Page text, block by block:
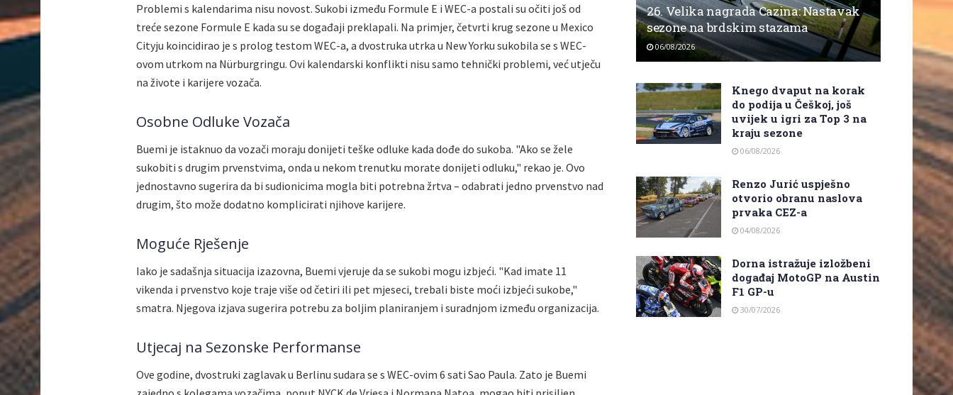
Problemi s kalendarima nisu novost. Sukobi između Formule E i WEC-a postali su očiti još od
treće sezone Formule E kada su se događaji preklapali. Na primjer, četvrti krug sezone u Mexico
Cityju koincidirao je s prolog testom WEC-a, a dvostruka utrka u New Yorku sukobila se s WEC-
ovom utrkom na Nürburgringu. Ovi kalendarski konflikti nisu samo tehnički problemi, već utječu
na živote i karijere vozača.
Osobne Odluke Vozača
Buemi je istaknuo da vozači moraju donijeti teške odluke kada dođe do sukoba. "Ako se žele
sukobiti s drugim prvenstvima, onda u nekom trenutku morate donijeti odluku," rekao je. Ovo
jednostavno sugerira da bi sudionicima mogla biti potrebna žrtva – odabrati jedno prvenstvo nad
drugim, što može dodatno komplicirati njihove karijere.
Moguće Rješenje
Iako je sadašnja situacija izazovna, Buemi vjeruje da se sukobi mogu izbjeći. "Kad imate 11
vikenda i prvenstvo koje traje više od četiri ili pet mjeseci, trebali biste moći izbjeći sukobe,"
smatra. Njegova izjava sugerira potrebu za boljim planiranjem i suradnjom između organizacija.
Utjecaj na Sezonske Performanse
Ove godine, dvostruki zaglavak u Berlinu sudara se s WEC-ovim 6 sati Sao Paula. Zato je Buemi
26. Velika nagrada Cazina: Nastavak
sezone na brdskim stazama
06/08/2026
Knego dvaput na korak
do podija u Češkoj, još
uvijek u igri za Top 3 na
kraju sezone
06/08/2026
Renzo Jurić uspješno
otvorio obranu naslova
prvaka CEZ-a
04/08/2026
Dorna istražuje izložbeni
događaj MotoGP na Austin
F1 GP-u
30/07/2026